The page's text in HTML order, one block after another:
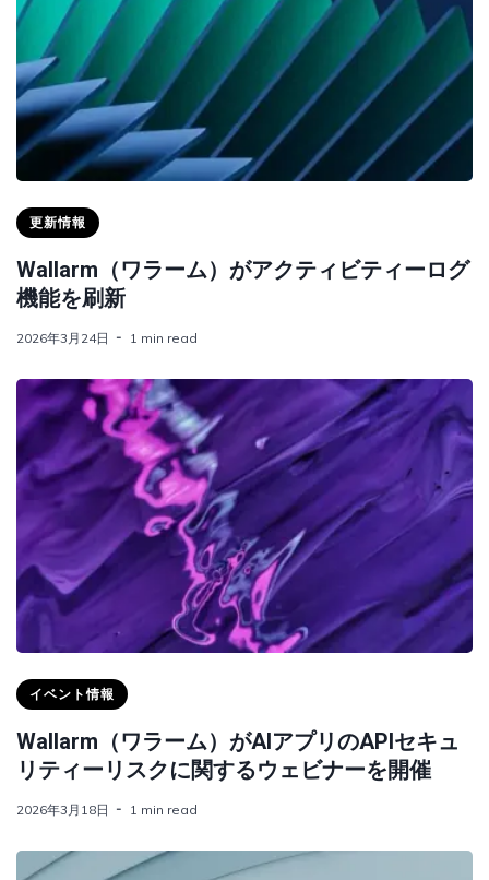
更新情報
Wallarm（ワラーム）がアクティビティーログ
機能を刷新
2026年3月24日 1 min read
イベント情報
Wallarm（ワラーム）がAIアプリのAPIセキュ
リティーリスクに関するウェビナーを開催
2026年3月18日 1 min read